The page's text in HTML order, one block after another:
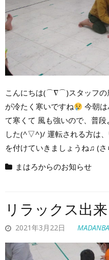
こんにちは(⌒∇⌒)スタッフの
が冷たく寒いですね
今朝
て寒くて 風も強いので、普
した(^▽^)/ 運転される方は
を付けていきましょうね♫ (さ
まはろからのお知らせ
リラックス出
2021年3月22日